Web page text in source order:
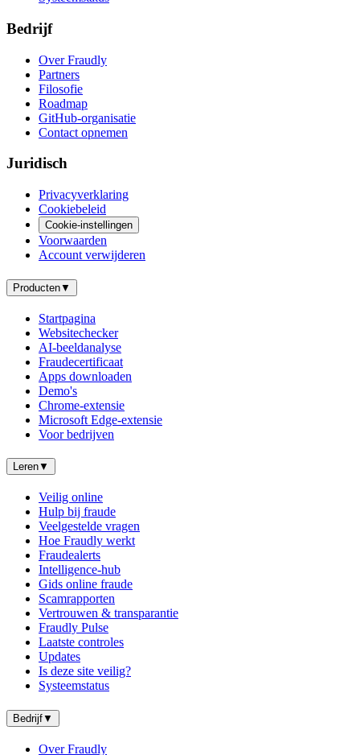
Bedrijf
Over Fraudly
Partners
Filosofie
Roadmap
GitHub-organisatie
Contact opnemen
Juridisch
Privacyverklaring
Cookiebeleid
Cookie-instellingen
Voorwaarden
Account verwijderen
Producten▼
Startpagina
Websitechecker
AI-beeldanalyse
Fraudecertificaat
Apps downloaden
Demo's
Chrome-extensie
Microsoft Edge-extensie
Voor bedrijven
Leren▼
Veilig online
Hulp bij fraude
Veelgestelde vragen
Hoe Fraudly werkt
Fraudealerts
Intelligence-hub
Gids online fraude
Scamrapporten
Vertrouwen & transparantie
Fraudly Pulse
Laatste controles
Updates
Is deze site veilig?
Systeemstatus
Bedrijf▼
Over Fraudly